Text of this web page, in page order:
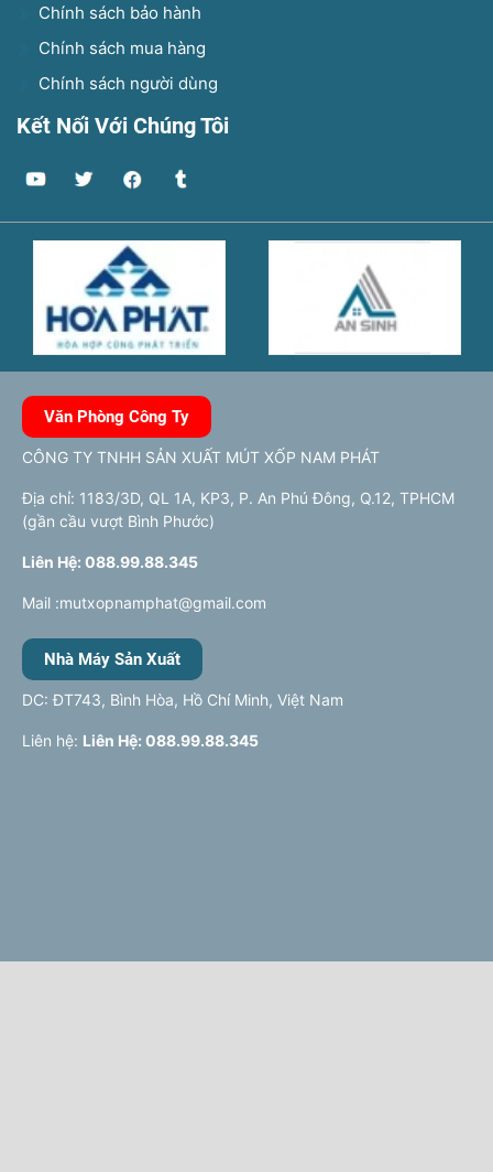
Chính sách bảo hành
Chính sách mua hàng
Chính sách người dùng
Kết Nối Với Chúng Tôi
Văn Phòng Công Ty
CÔNG TY TNHH SẢN XUẤT MÚT XỐP NAM PHÁT
Địa chỉ: 1183/3D, QL 1A, KP3, P. An Phú Đông, Q.12, TPHCM
(gần cầu vượt Bình Phước)
Liên Hệ: 088.99.88.345
Mail :mutxopnamphat@gmail.com
Nhà Máy Sản Xuất
DC: ĐT743, Bình Hòa, Hồ Chí Minh, Việt Nam
Liên hệ: Liên Hệ: 088.99.88.345